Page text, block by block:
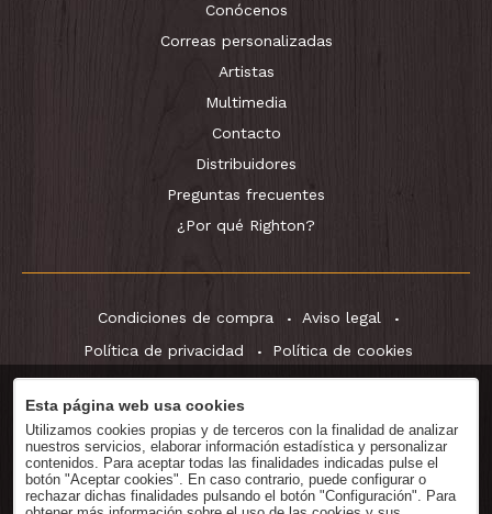
Conócenos
Correas personalizadas
Artistas
Multimedia
Contacto
Distribuidores
Preguntas frecuentes
¿Por qué Righton?
Condiciones de compra
Aviso legal
Política de privacidad
Política de cookies
DescargarCatálogo
Esta página web usa cookies
Utilizamos cookies propias y de terceros con la finalidad de analizar
nuestros servicios, elaborar información estadística y personalizar
contenidos. Para aceptar todas las finalidades indicadas pulse el
botón "Aceptar cookies". En caso contrario, puede configurar o
rechazar dichas finalidades pulsando el botón "Configuración". Para